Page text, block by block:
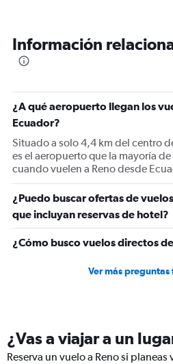
Información
¿A qué aeropuerto llegan los
Ecuador?
Situado a solo 4,4 km del centro
es el aeropuerto que la mayoría
cuando vuelen a Reno desde
¿Puedo buscar ofertas de
que incluyan reservas de hotel?
¿Cómo busco vuelos directos
Ver más preguntas
¿Vas a viajar a un
Reserva un vuelo a Reno si